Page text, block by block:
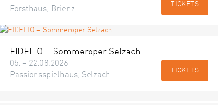
Forsthaus, Brienz
TICKETS
FIDELIO – Sommeroper Selzach
05. – 22.08.2026
Passionsspielhaus, Selzach
TICKETS